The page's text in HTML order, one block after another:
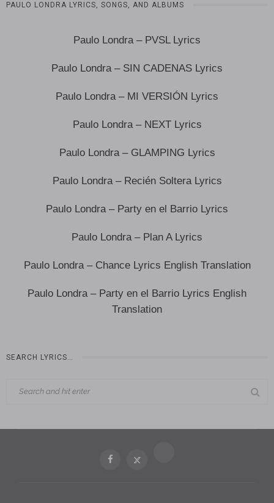
PAULO LONDRA LYRICS, SONGS, AND ALBUMS
Paulo Londra – PVSL Lyrics
Paulo Londra – SIN CADENAS Lyrics
Paulo Londra – MI VERSIÓN Lyrics
Paulo Londra – NEXT Lyrics
Paulo Londra – GLAMPING Lyrics
Paulo Londra – Recién Soltera Lyrics
Paulo Londra – Party en el Barrio Lyrics
Paulo Londra – Plan A Lyrics
Paulo Londra – Chance Lyrics English Translation
Paulo Londra – Party en el Barrio Lyrics English
Translation
SEARCH LYRICS…